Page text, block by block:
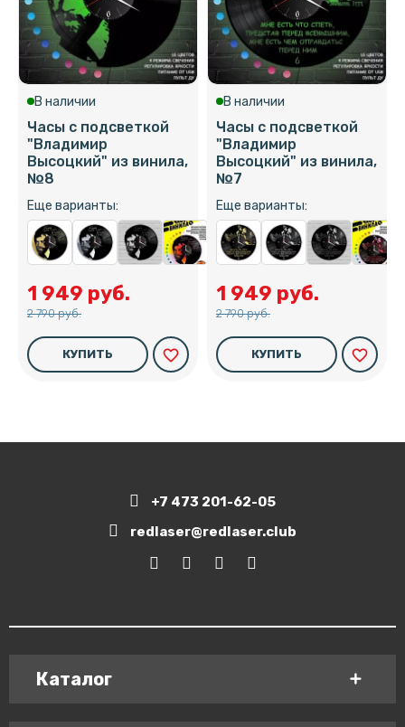
В наличии
Часы с подсветкой
"Владимир
Высоцкий" из винила,
№8
Еще варианты:
1 949 руб.
2 790 руб.
КУПИТЬ favorite_border
В наличии
Часы с подсветкой
"Владимир
Высоцкий" из винила,
№7
Еще варианты:
1 949 руб.
2 790 руб.
КУПИТЬ favorite_border
+7 473 201-62-05
redlaser@redlaser.club
Каталог